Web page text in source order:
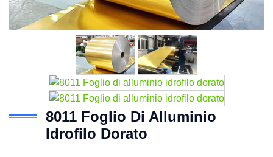
8011 Foglio Di Alluminio
Idrofilo Dorato